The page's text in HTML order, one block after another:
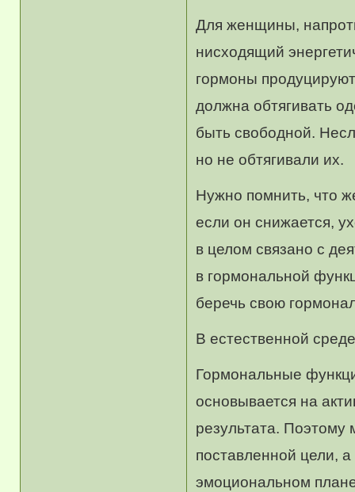
Для женщины,
нисходящий
гормоны
должна обтягивать
быть свободной.
но не обтягивали их.
Нужно помнить, что
если он снижается,
в целом связано с
в гормональной
беречь свою
В естественной среде
Гормональные
основывается на
результата. Поэтому
поставленной цели,
эмоциональном